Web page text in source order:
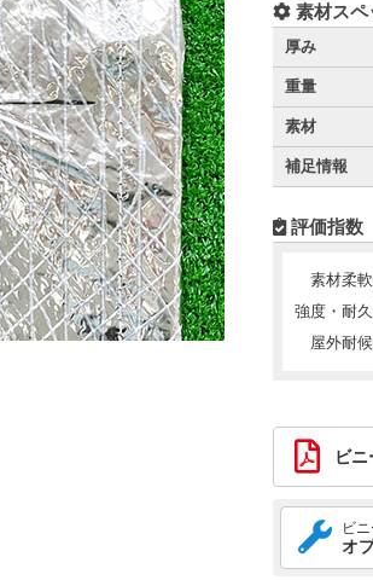
素材スペ
厚み
重量
素材
補足情報
評価指数
素材柔
強度・耐
屋外耐
ビ
ビ
オ